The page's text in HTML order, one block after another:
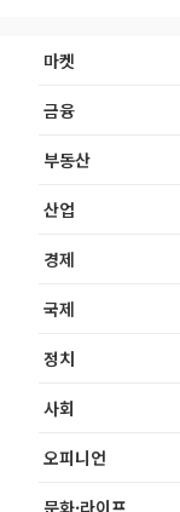
마켓
금융
부동산
산업
경제
국제
정치
사회
오피니언
문화·라이프